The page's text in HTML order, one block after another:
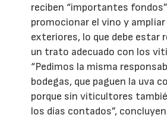
reciben “importantes fondos”
promocionar el vino y
exteriores, lo que debe estar
un trato adecuado con los
“Pedimos la misma
bodegas, que paguen la uva
porque sin viticultores
los días contados”,